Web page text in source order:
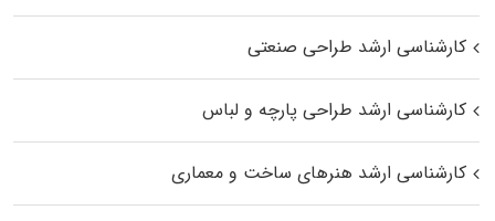
کارشناسی ارشد طراحی صنعتی
کارشناسی ارشد طراحی پارچه و لباس
کارشناسی ارشد هنرهای ساخت و معماری